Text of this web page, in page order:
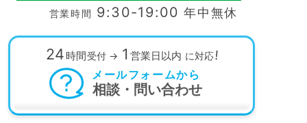
営業時間 9:30-19:00年中無休
24時間受付 → 1 営業日以内 に対応!
メールフォームから
相談・問い合わせ